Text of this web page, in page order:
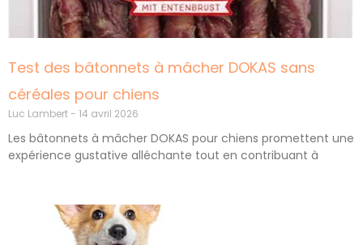
Test des bâtonnets à mâcher DOKAS sans
céréales pour chiens
Luc Lambert 14 avril 2026
Les bâtonnets à mâcher DOKAS pour chiens promettent une
expérience gustative alléchante tout en contribuant à